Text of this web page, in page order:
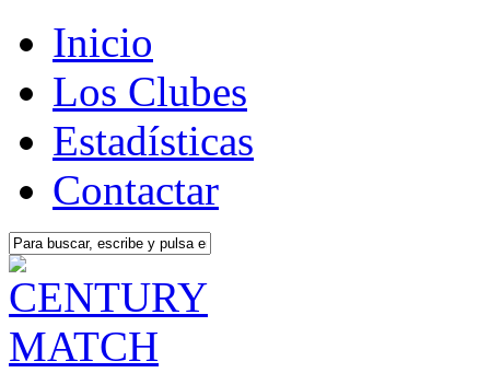
Inicio
Los Clubes
Estadísticas
Contactar